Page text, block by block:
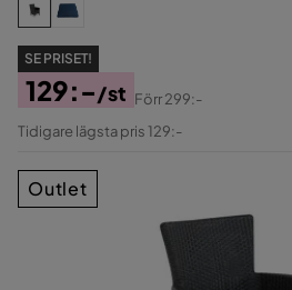
SE PRISET!
Pris
129:-/st
Original
Förr299:-
Tidigare lägsta pris 129:-
Outlet